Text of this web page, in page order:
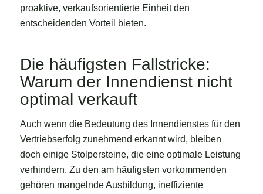
proaktive, verkaufsorientierte Einheit den
entscheidenden Vorteil bieten.
Die häufigsten Fallstricke:
Warum der Innendienst nicht
optimal verkauft
Auch wenn die Bedeutung des Innendienstes für den
Vertriebserfolg zunehmend erkannt wird, bleiben
doch einige Stolpersteine, die eine optimale Leistung
verhindern. Zu den am häufigsten vorkommenden
gehören mangelnde Ausbildung, ineffiziente